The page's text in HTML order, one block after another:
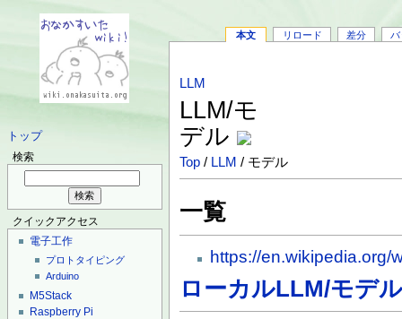
トップ
検索
クイックアクセス
電子工作
プロトタイピング
Arduino
M5Stack
Raspberry Pi
本文 リロード 差分 バ
LLM
LLM/モ
デル
Top / LLM / モデル
一覧
https://en.wikipedia.org/
ローカルLLM/モデ